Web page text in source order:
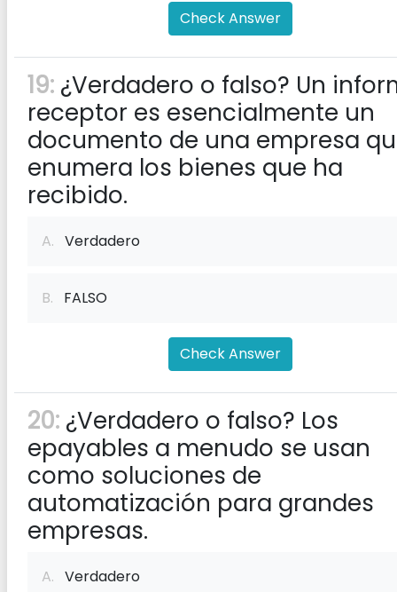
Check Answer
19: ¿Verdadero o falso? Un
receptor es esencialmente un
documento de una empresa
enumera los bienes que ha
recibido.
A. Verdadero
B. FALSO
Check Answer
20: ¿Verdadero o falso? Los
epayables a menudo se usan
como soluciones de
automatización para grandes
empresas.
A. Verdadero